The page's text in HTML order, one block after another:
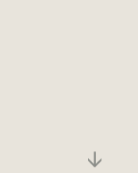
↓